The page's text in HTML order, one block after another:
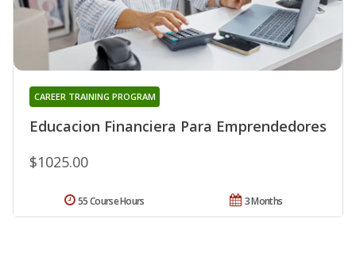
Educacion Financiera Para Emprendedores
CAREER TRAINING PROGRAM
$1025.00
3 Months
55 Course Hours